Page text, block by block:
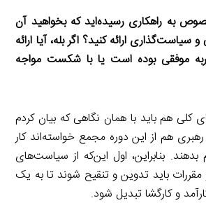
به راهکاری رسیده‌اید که بخواهید آن
سیاست‌گذاری ارائه کنید؟ اگر بله، آیا ارائه
موفقی بوده است یا با شکست مواجه
هم باید با همان نگاهی که بیان کردم
هم از این دوره مجمع خواسته‌اند کار
بنابراین، اول این‌که از سیاست‌های
مقررات باید تدوین و تنقیح شوند تا به یک
و کارگشا تبدیل شود.